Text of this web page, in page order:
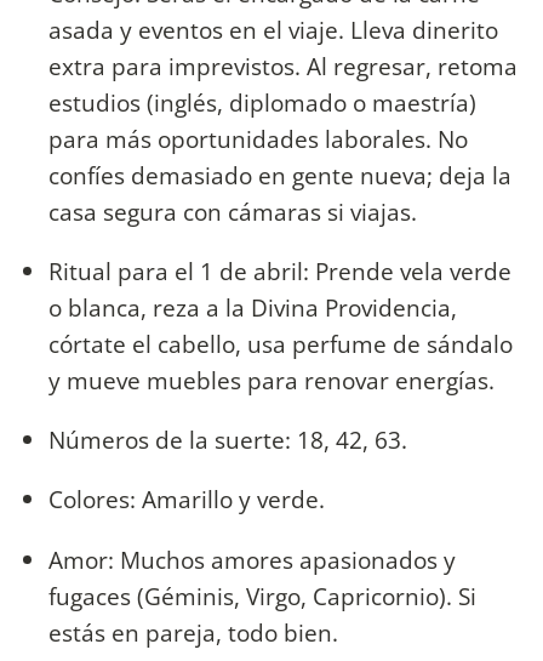
asada y eventos en el viaje. Lleva dinerito
extra para imprevistos. Al regresar, retoma
estudios (inglés, diplomado o maestría)
para más oportunidades laborales. No
confíes demasiado en gente nueva; deja la
casa segura con cámaras si viajas.
Ritual para el 1 de abril: Prende vela verde
o blanca, reza a la Divina Providencia,
córtate el cabello, usa perfume de sándalo
y mueve muebles para renovar energías.
Números de la suerte: 18, 42, 63.
Colores: Amarillo y verde.
Amor: Muchos amores apasionados y
fugaces (Géminis, Virgo, Capricornio). Si
estás en pareja, todo bien.